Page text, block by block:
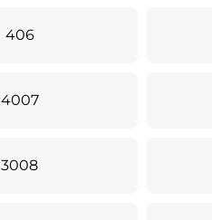
406
4007
3008